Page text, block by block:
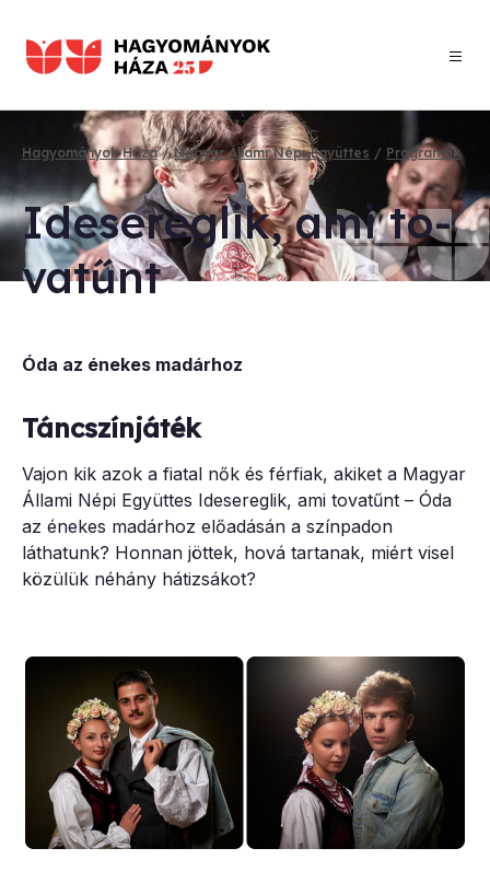
tartalomra
Morzsa
Hagyományok Háza Magyar Állami Népi Együttes Programok
Ide­se­reg­lik, ami to­
va­tűnt
Óda az énekes madárhoz
Táncszínjáték
Vajon kik azok a fiatal nők és férfiak, akiket a Magyar
Állami Népi Együttes Idesereglik, ami tovatűnt – Óda
az énekes madárhoz előadásán a színpadon
láthatunk? Honnan jöttek, hová tartanak, miért visel
közülük néhány hátizsákot?